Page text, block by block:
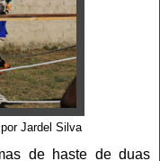
Jardel Silva
de haste de duas